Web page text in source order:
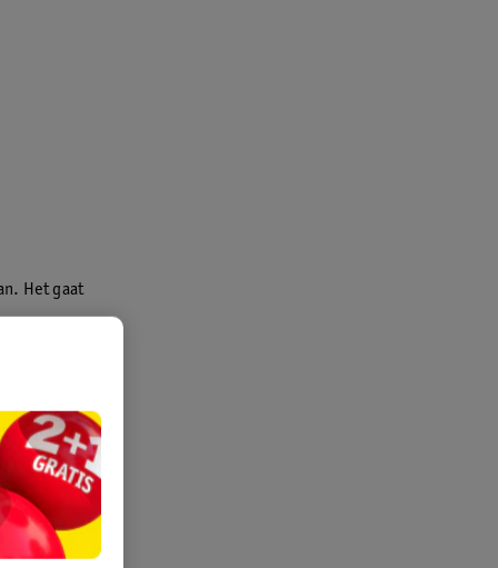
Het gaat